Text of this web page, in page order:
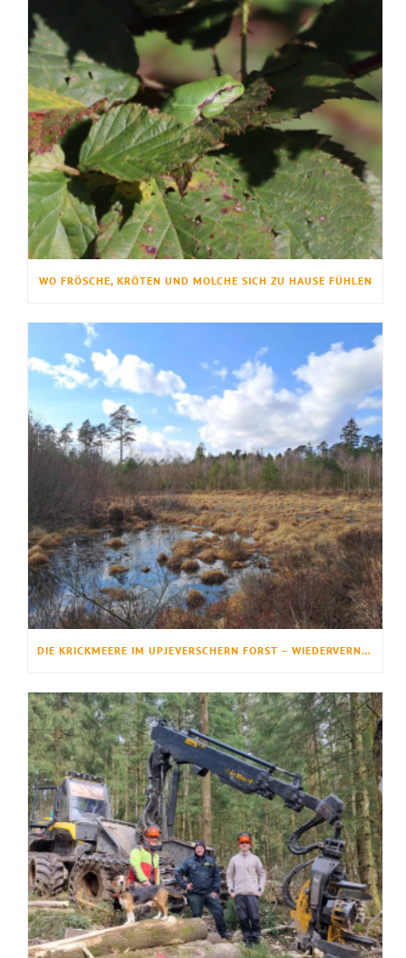
WO FRÖSCHE, KRÖTEN UND MOLCHE SICH ZU HAUSE FÜHLEN
DIE KRICKMEERE IM UPJEVERSCHERN FORST – WIEDERVERNÄSSUNG FÜR NATUR UND MENSCH